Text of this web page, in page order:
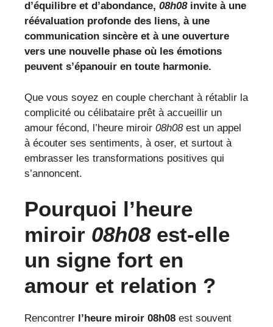
d’équilibre et d’abondance, 08h08invite à une
réévaluation profonde des liens, à une
communication sincère et à une ouverture
vers une nouvelle phase où les émotions
peuvent s’épanouir en toute harmonie.
Que vous soyez en couple cherchant à rétablir la
complicité ou célibataire prêt à accueillir un
amour fécond, l’heure miroir 08h08est un appel
à écouter ses sentiments, à oser, et surtout à
embrasser les transformations positives qui
s’annoncent.
Pourquoi l’heure
miroir 08h08est-elle
un signe fort en
amour et relation ?
Rencontrer l’heure miroir 08h08 est souvent